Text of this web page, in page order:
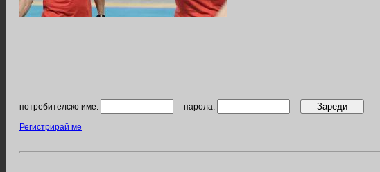
потребителско име: парола:
Регистрирай ме